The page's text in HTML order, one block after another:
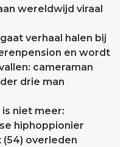
wereldwijd viraal
verhaal halen bij
en wordt
cameraman
drie man
niet meer:
hiphoppionier
(54) overleden